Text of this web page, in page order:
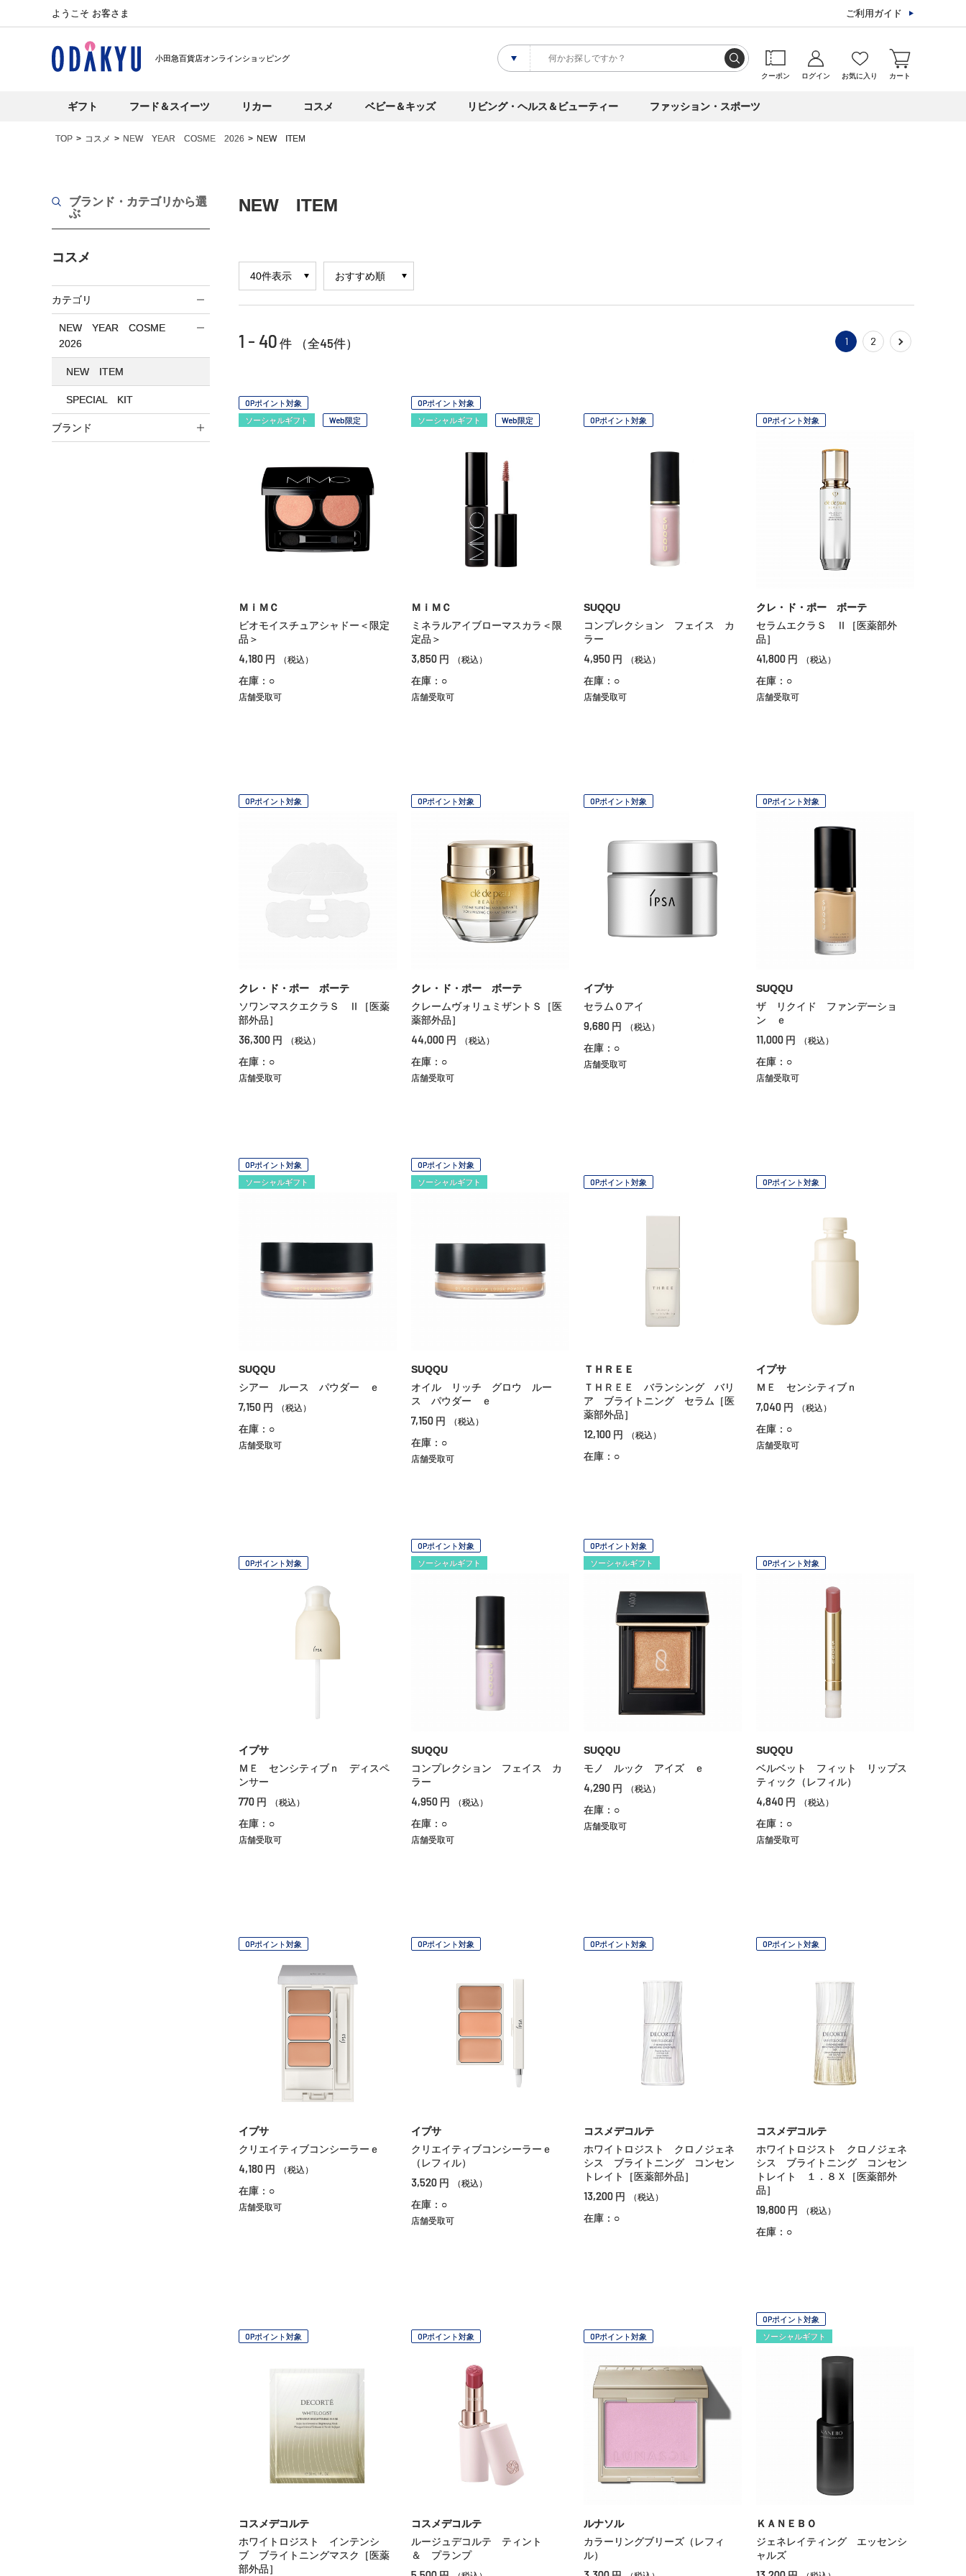
ようこそ お客さま ご利用ガイド
小田急百貨店オンラインショッピング
クーポン ログイン お気に入り カート
ギフト フード＆スイーツ リカー コスメ ベビー＆キッズ リビング・ヘルス＆ビューティー ファッション・スポーツ
TOP コスメ NEW YEAR COSME 2026 NEW ITEM
ブランド・カテゴリから選
ぶ
コスメ
カテゴリ
NEW YEAR COSME
2026
NEW ITEM
SPECIAL KIT
ブランド
NEW ITEM
1 - 40 件 （全45件） 1 2
OPポイント対象
ソーシャルギフト
Web限定
ＭｉＭＣ
ビオモイスチュアシャドー＜限定
品＞
4,180 円 （税込）
在庫：○
店舗受取可
OPポイント対象
ソーシャルギフト
Web限定
ＭｉＭＣ
ミネラルアイブローマスカラ＜限
定品＞
3,850 円 （税込）
在庫：○
店舗受取可
OPポイント対象
SUQQU
コンプレクション フェイス カ
ラー
4,950 円 （税込）
在庫：○
店舗受取可
OPポイント対象
クレ・ド・ポー ボーテ
セラムエクラＳ Ⅱ［医薬部外
品］
41,800 円 （税込）
在庫：○
店舗受取可
OPポイント対象
クレ・ド・ポー ボーテ
ソワンマスクエクラＳ Ⅱ［医薬
部外品］
36,300 円 （税込）
在庫：○
店舗受取可
OPポイント対象
クレ・ド・ポー ボーテ
クレームヴォリュミザントＳ［医
薬部外品］
44,000 円 （税込）
在庫：○
店舗受取可
OPポイント対象
イプサ
セラム０アイ
9,680 円 （税込）
在庫：○
店舗受取可
OPポイント対象
SUQQU
ザ リクイド ファンデーショ
ン ｅ
11,000 円 （税込）
在庫：○
店舗受取可
OPポイント対象
ソーシャルギフト
SUQQU
シアー ルース パウダー ｅ
7,150 円 （税込）
在庫：○
店舗受取可
OPポイント対象
ソーシャルギフト
SUQQU
オイル リッチ グロウ ルー
ス パウダー ｅ
7,150 円 （税込）
在庫：○
店舗受取可
OPポイント対象
ＴＨＲＥＥ
ＴＨＲＥＥ バランシング バリ
ア ブライトニング セラム［医
薬部外品］
12,100 円 （税込）
在庫：○
OPポイント対象
イプサ
ＭＥ センシティブｎ
7,040 円 （税込）
在庫：○
店舗受取可
OPポイント対象
イプサ
ＭＥ センシティブｎ ディスペ
ンサー
770 円 （税込）
在庫：○
店舗受取可
OPポイント対象
ソーシャルギフト
SUQQU
コンプレクション フェイス カ
ラー
4,950 円 （税込）
在庫：○
店舗受取可
OPポイント対象
ソーシャルギフト
SUQQU
モノ ルック アイズ ｅ
4,290 円 （税込）
在庫：○
店舗受取可
OPポイント対象
SUQQU
ベルベット フィット リップス
ティック（レフィル）
4,840 円 （税込）
在庫：○
店舗受取可
OPポイント対象
イプサ
クリエイティブコンシーラーｅ
4,180 円 （税込）
在庫：○
店舗受取可
OPポイント対象
イプサ
クリエイティブコンシーラーｅ
（レフィル）
3,520 円 （税込）
在庫：○
店舗受取可
OPポイント対象
コスメデコルテ
ホワイトロジスト クロノジェネ
シス ブライトニング コンセン
トレイト［医薬部外品］
13,200 円 （税込）
在庫：○
OPポイント対象
コスメデコルテ
ホワイトロジスト クロノジェネ
シス ブライトニング コンセン
トレイト １．８Ｘ［医薬部外
品］
19,800 円 （税込）
在庫：○
OPポイント対象
コスメデコルテ
ホワイトロジスト インテンシ
ブ ブライトニングマスク［医薬
部外品］
OPポイント対象
コスメデコルテ
ルージュデコルテ ティント
＆ プランプ
OPポイント対象
ルナソル
カラーリングブリーズ（レフィ
ル）
OPポイント対象
ソーシャルギフト
ＫＡＮＥＢＯ
ジェネレイティング エッセンシ
ャルズ